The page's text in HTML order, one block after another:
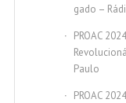
gado –
PROAC
Paulo
PROAC